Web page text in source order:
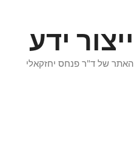
ייצור ידע
האתר של ד"ר פנחס יחזקאלי